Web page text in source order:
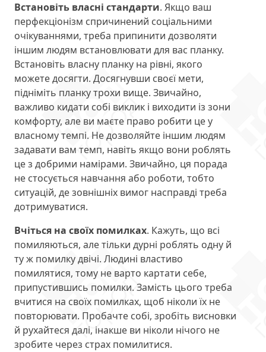
Встановіть власні стандарти. Якщо ваш
перфекціонізм спричинений соціальними
очікуваннями, треба припинити дозволяти
іншим людям встановлювати для вас планку.
Встановіть власну планку на рівні, якого
можете досягти. Досягнувши своєї мети,
підніміть планку трохи вище. Звичайно,
важливо кидати собі виклик і виходити із зони
комфорту, але ви маєте право робити це у
власному темпі. Не дозволяйте іншим людям
задавати вам темп, навіть якщо вони роблять
це з добрими намірами. Звичайно, ця порада
не стосується навчання або роботи, тобто
ситуацій, де зовнішніх вимог насправді треба
дотримуватися.
Вчіться на своїх помилках. Кажуть, що всі
помиляються, але тільки дурні роблять одну й
ту ж помилку двічі. Людині властиво
помилятися, тому не варто картати себе,
припустившись помилки. Замість цього треба
вчитися на своїх помилках, щоб ніколи їх не
повторювати. Пробачте собі, зробіть висновки
й рухайтеся далі, інакше ви ніколи нічого не
зробите через страх помилитися.